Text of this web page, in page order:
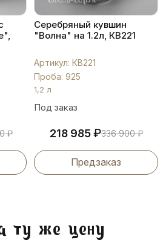
₽
Серебряный кувшин
"Волна" на 1.2л, КВ221
Артикул: КВ221
Проба: 925
1,2 л
Под заказ
218 985₽336 900₽
Предзаказ
ту же цену